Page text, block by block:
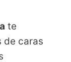
te
de caras